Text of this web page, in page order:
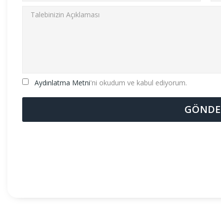
Aydınlatma Metni'ni okudum ve kabul ediyorum.